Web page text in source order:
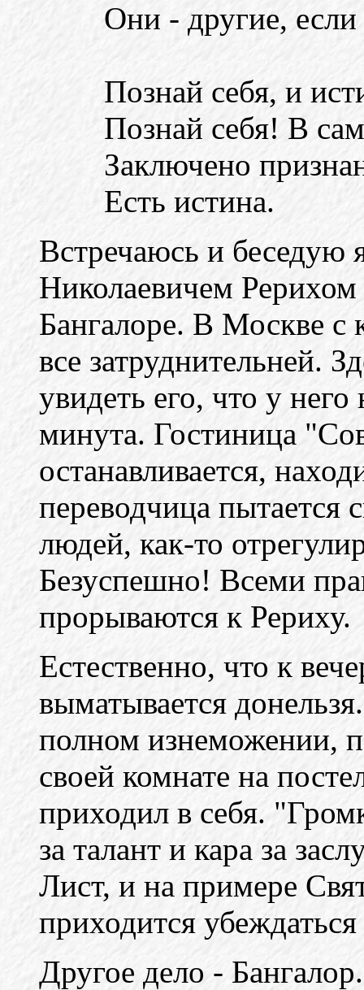
Они - другие,
Познай себя, и
Познай себя! В
Заключено
Есть истина.
Встречаюсь и беседую
Николаевичем
Бангалоре. В Москве с
все затруднительней.
увидеть его, что у
минута. Гостиница
останавливается,
переводчица пытается
людей, как-то
Безуспешно! Всеми
прорываются к Рериху.
Естественно, что к
выматывается
полном изнеможении,
своей комнате на
приходил в себя.
за талант и кара за
Лист, и на примере
приходится
Другое дело -